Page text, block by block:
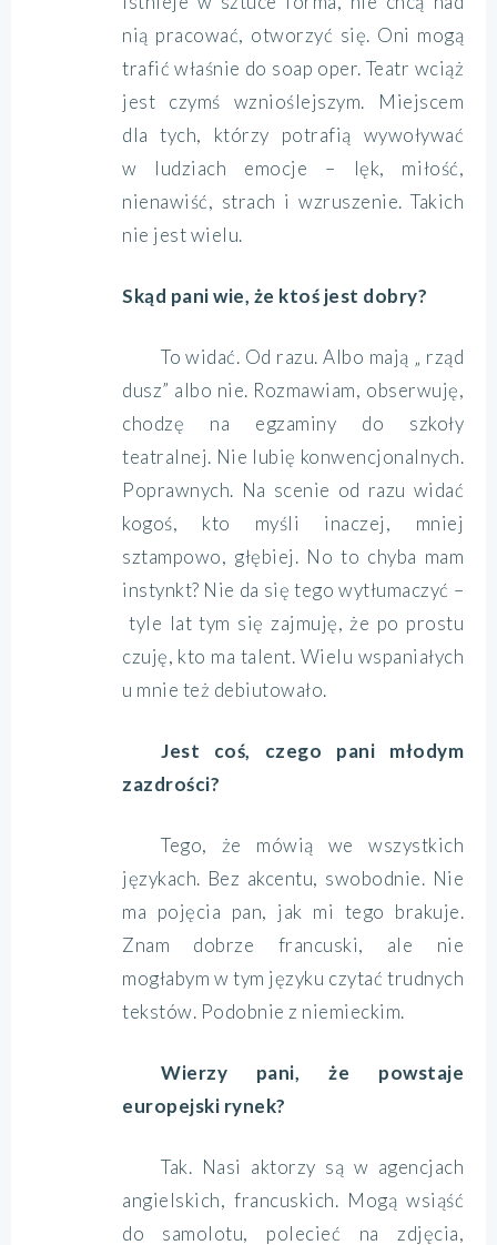
nią pracować, otworzyć się. Oni mogą
trafić właśnie do soap oper. Teatr wciąż
jest czymś wznioślejszym. Miejscem
dla tych, którzy potrafią wywoływać
w ludziach emocje – lęk, miłość,
nienawiść, strach i wzruszenie. Takich
nie jest wielu.
Skąd pani wie, że ktoś jest dobry?
To widać. Od razu. Albo mają „ rząd
dusz” albo nie. Rozmawiam, obserwuję,
chodzę na egzaminy do szkoły
teatralnej. Nie lubię konwencjonalnych.
Poprawnych. Na scenie od razu widać
kogoś, kto myśli inaczej, mniej
sztampowo, głębiej. No to chyba mam
instynkt? Nie da się tego wytłumaczyć –
tyle lat tym się zajmuję, że po prostu
czuję, kto ma talent. Wielu wspaniałych
u mnie też debiutowało.
Jest coś, czego pani młodym
zazdrości?
Tego, że mówią we wszystkich
językach. Bez akcentu, swobodnie. Nie
ma pojęcia pan, jak mi tego brakuje.
Znam dobrze francuski, ale nie
mogłabym w tym języku czytać trudnych
tekstów. Podobnie z niemieckim.
Wierzy pani, że powstaje
europejski rynek?
Tak. Nasi aktorzy są w agencjach
angielskich, francuskich. Mogą wsiąść
do samolotu, polecieć na zdjęcia,